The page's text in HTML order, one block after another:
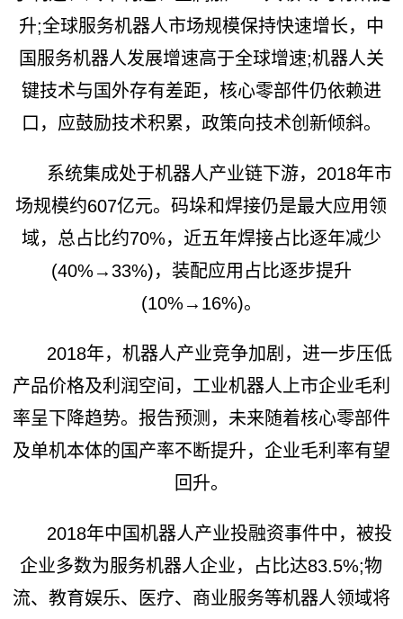
升;全球服务机器人市场规模保持快速增长，中
国服务机器人发展增速高于全球增速;机器人关
键技术与国外存有差距，核心零部件仍依赖进
口，应鼓励技术积累，政策向技术创新倾斜。
系统集成处于机器人产业链下游，2018年市
场规模约607亿元。码垛和焊接仍是最大应用领
域，总占比约70%，近五年焊接占比逐年减少
(40%→33%)，装配应用占比逐步提升
(10%→16%)。
2018年，机器人产业竞争加剧，进一步压低
产品价格及利润空间，工业机器人上市企业毛利
率呈下降趋势。报告预测，未来随着核心零部件
及单机本体的国产率不断提升，企业毛利率有望
回升。
2018年中国机器人产业投融资事件中，被投
企业多数为服务机器人企业，占比达83.5%;物
流、教育娱乐、医疗、商业服务等机器人领域将